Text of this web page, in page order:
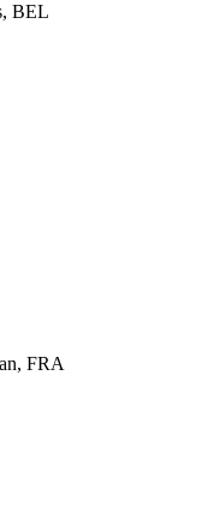
BEL
FRA